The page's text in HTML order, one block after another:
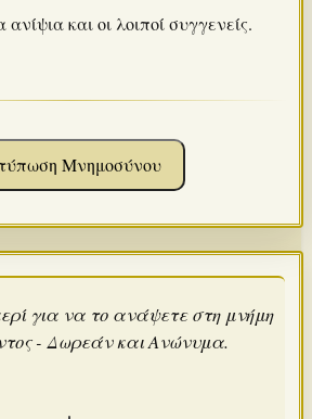
και οι λοιποί συγγενείς.
Μνημοσύνου
για να το ανάψετε στη μνήμη
- Δωρεάν και Ανώνυμα.